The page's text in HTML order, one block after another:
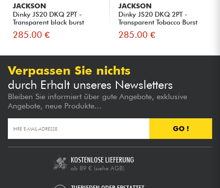
JACKSON
Dinky JS20 DKQ 2PT -
Transparent black burst
285.00 €
JACKSON
Dinky JS20 DKQ 2PT -
Transparent Tobacco Burst
285.00 €
Verpassen Sie nichts
durch Erhalt unseres Newsletters
Bleiben Sie informiert über gute Angebote, exklusive
Angebote, neue Produkte...
GO !
KOSTENLOSE LIEFERUNG
ab 89 € (siehe AGB)